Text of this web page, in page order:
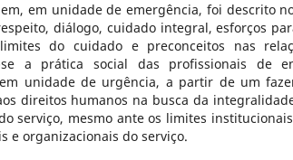
em unidade de emergência, foi descrito
diálogo, cuidado integral, esforços
do cuidado e preconceitos nas
se a prática social das profissionais de
unidade de urgência, a partir de um
direitos humanos na busca da
serviço, mesmo ante os limites
e organizacionais do serviço.